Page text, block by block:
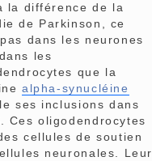
la différence de la
de Parkinson, ce
pas dans les neurones
les
que la
alpha-synucléine
ses inclusions dans
Ces oligodendrocytes
cellules de soutien
neuronales. Leur